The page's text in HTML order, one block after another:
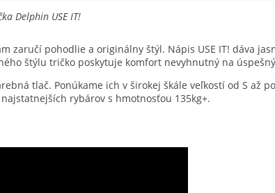
Delphin USE IT!
zaručí pohodlie a originálny štýl. Nápis USE IT! dáva
štýlu tričko poskytuje komfort nevyhnutný na
tlač. Ponúkame ich v širokej škále veľkostí od S až
rybárov s hmotnosťou 135kg+.